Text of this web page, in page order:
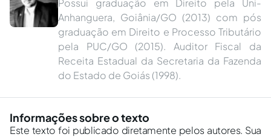
Possui graduação em Direito pela Uni-
Anhanguera, Goiânia/GO (2013) com pós
graduação em Direito e Processo Tributário
pela PUC/GO (2015). Auditor Fiscal da
Receita Estadual da Secretaria da Fazenda
do Estado de Goiás (1998).
Informações sobre o texto
Este texto foi publicado diretamente pelos autores. Sua